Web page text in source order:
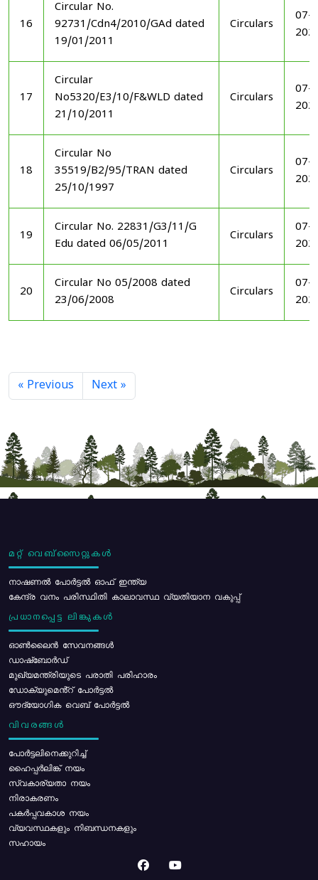
16
Circular No.
92731/Cdn4/2010/GAd dated
19/01/2011
Circulars
07-
17
Circular
No5320/E3/10/F&WLD dated
21/10/2011
Circulars
07-
18
Circular No
35519/B2/95/TRAN dated
25/10/1997
Circulars
07-
19
Circular No. 22831/G3/11/G
Edu dated 06/05/2011
Circulars
07-
20
Circular No 05/2008 dated
23/06/2008
Circulars
07-
« Previous Next »
മറ്റ് വെബ്സൈറ്റുകൾ
നാഷണൽ പോർട്ടൽ ഓഫ് ഇന്ത്യ
കേന്ദ്ര വനം പരിസ്ഥിതി കാലാവസ്ഥ വ്യതിയാന വകുപ്പ്
പ്രധാനപ്പെട്ട ലിങ്കുകൾ
ഓൺലൈൻ സേവനങ്ങൾ
ഡാഷ്ബോർഡ്
മുഖ്യമന്ത്രിയുടെ പരാതി പരിഹാരം
ഡോക്യുമെൻ്റ് പോർട്ടൽ
ഔദ്യോഗിക വെബ് പോർട്ടൽ
വിവരങ്ങൾ
പോര്‍ട്ടലിനെക്കുറിച്ച്
ഹൈപ്പർലിങ്ക് നയം
സ്വകാര്യതാ നയം
നിരാകരണം
പകർപ്പവകാശ നയം
വ്യവസ്ഥകളും നിബന്ധനകളും
സഹായം